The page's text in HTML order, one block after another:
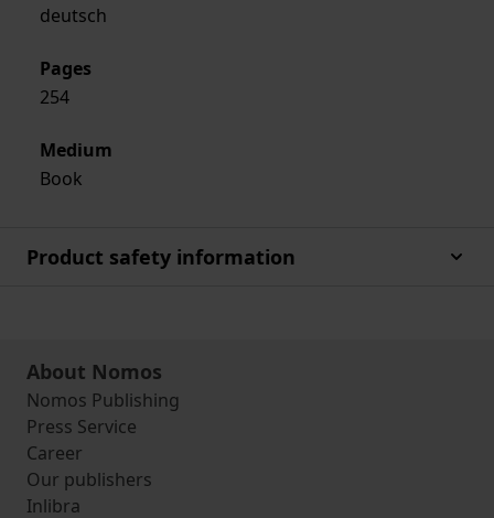
deutsch
Pages
254
Medium
Book
Product safety information
About Nomos
Nomos Publishing
Press Service
Career
Our publishers
Inlibra